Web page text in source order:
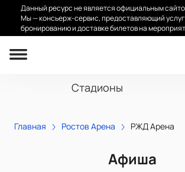
Данный ресурс не является официальным
Мы — консьерж-сервис, предоставляющий
бронированию и доставке билетов на
РЖД
Стадионы
Главная Ростов Арена РЖД Арена
Афиша